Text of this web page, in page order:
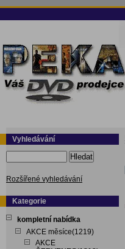
Vyhledávání
Hledat
Rozšířené vyhledávání
Kategorie
kompletní nabídka
AKCE měsíce(1219)
AKCE